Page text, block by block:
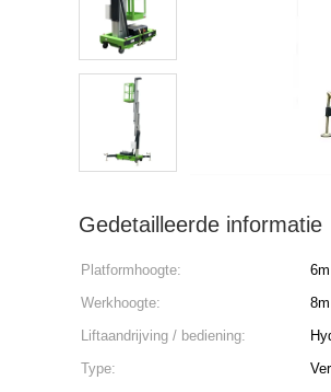
Gedetailleerde informatie
Platformhoogte: 6m
Werkhoogte:
8m
Liftaandrijving / bediening:
Type: